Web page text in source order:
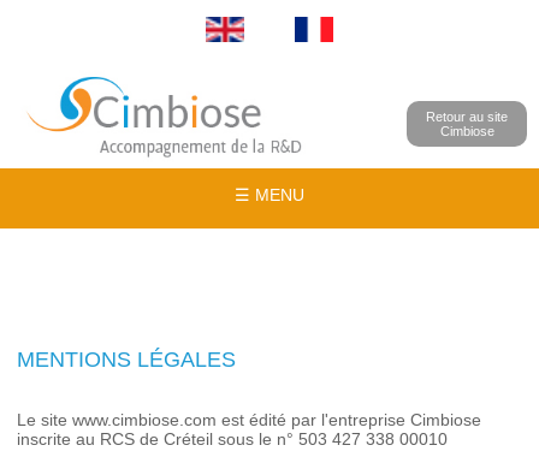
Retour au site
Cimbiose
☰ MENU
MENTIONS LÉGALES
Le site www.cimbiose.com est édité par l'entreprise Cimbiose
inscrite au RCS de Créteil sous le n° 503 427 338 00010